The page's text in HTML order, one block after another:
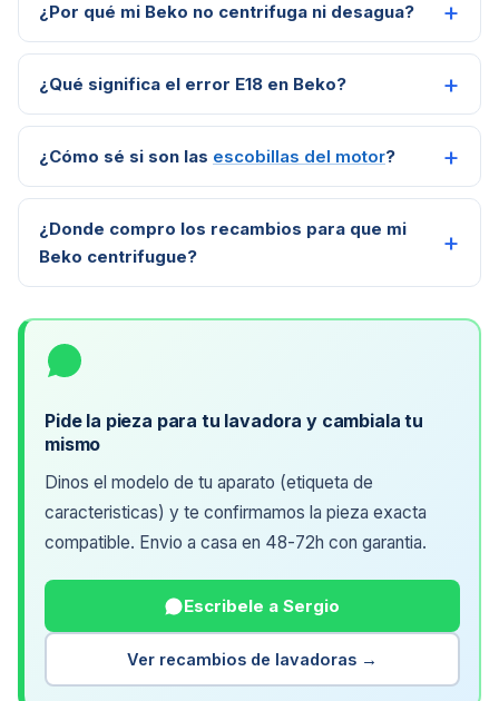
¿Por qué mi Beko no centrifuga ni desagua?
¿Qué significa el error E18 en Beko?
¿Cómo sé si son las escobillas del motor?
¿Donde compro los recambios para que mi
Beko centrifugue?
Pide la pieza para tu lavadora y cambiala tu
mismo
Dinos el modelo de tu aparato (etiqueta de
caracteristicas) y te confirmamos la pieza exacta
compatible. Envio a casa en 48-72h con garantia.
Escribele a Sergio
Ver recambios de lavadoras →